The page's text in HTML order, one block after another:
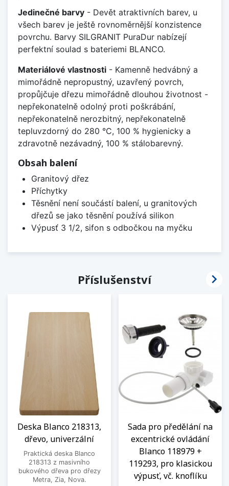
Jedinečné barvy - Devět atraktivních barev, u
všech barev je ještě rovnoměrnější konzistence
povrchu. Barvy SILGRANIT PuraDur nabízejí
perfektní soulad s bateriemi BLANCO.
Materiálové vlastnosti - Kamenně hedvábný a
mimořádně nepropustný, uzavřený povrch,
propůjčuje dřezu mimořádně dlouhou životnost -
nepřekonatelně odolný proti poškrábání,
nepřekonatelně nerozbitný, nepřekonatelně
tepluvzdorný do 280 °C, 100 % hygienicky a
zdravotně nezávadný, 100 % stálobarevný.
Obsah balení
Granitový dřez
Příchytky
Těsnění není součástí balení, u granitových
dřezů se jako těsnění používá silikon
Výpusť 3 1/2, sifon s odbočkou na myčku
Příslušenství
Deska Blanco 218313,
dřevo, univerzální
Praktická deska Blanco
218313 z masivního
bukového dřeva pro dřezy
Metra, Zia, Nova.
Sada pro předělání na
excentrické ovládání
Blanco 118979 +
119293, pro klasickou
výpusť, vč. knoflíku
